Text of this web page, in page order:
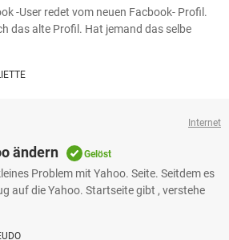
-User redet vom neuen Facbook- Profil.
das alte Profil. Hat jemand das selbe
Internet
ändern Gelöst
Problem mit Yahoo. Seite. Seitdem es
auf die Yahoo. Startseite gibt , verstehe